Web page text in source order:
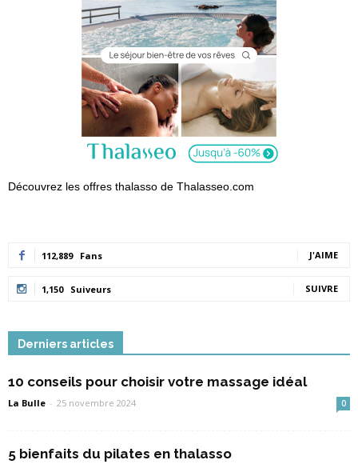
Découvrez les offres thalasso de Thalasseo.com
112,889 Fans J'AIME
1,150 Suiveurs SUIVRE
Derniers articles
10 conseils pour choisir votre massage idéal
La Bulle - 25 novembre 2024 0
5 bienfaits du pilates en thalasso